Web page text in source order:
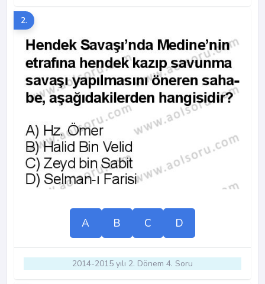
2.
A B C D
2014-2015 yılı 2. Dönem 4. Soru